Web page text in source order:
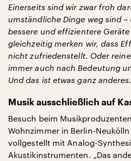
Einerseits sind wir zwar froh
umständliche Dinge weg sind
bessere und effizientere
gleichzeitig merken wir, dass
nicht zufriedenstellt. Oder
immer auch nach Bedeutung
Und das ist etwas ganz
Musik ausschließlich auf
Besuch beim
Wohnzimmer in Berlin-
vollgestellt mit Analog-
Akustikinstrumenten. „Das